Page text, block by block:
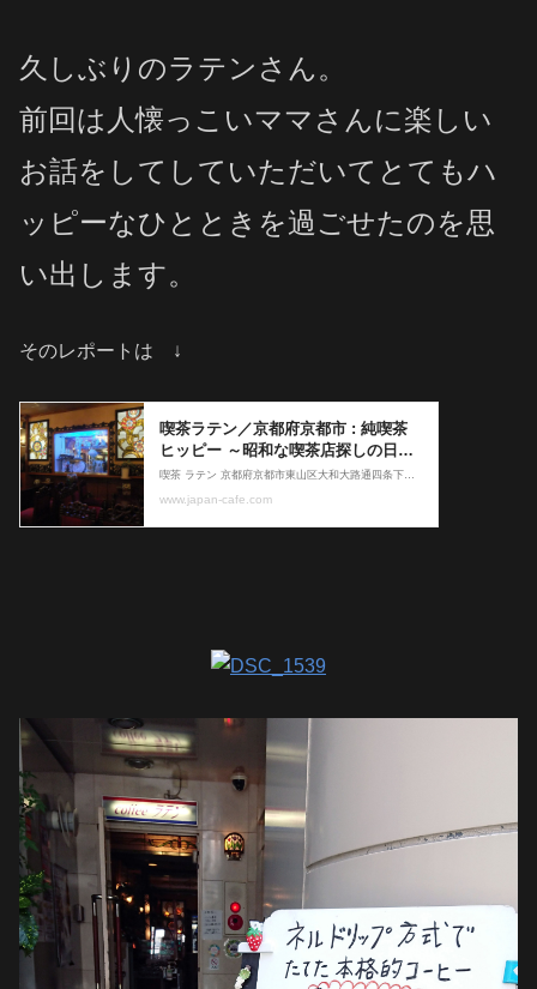
久しぶりのラテンさん。
前回は人懐っこいママさんに楽しい
お話をしてしていただいてとてもハ
ッピーなひとときを過ごせたのを思
い出します。
そのレポートは ↓